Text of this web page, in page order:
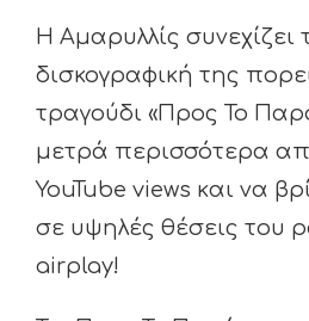
Η Αμαρυλλίς συνεχίζει
δισκογραφική της
τραγούδι «Προς Το
μετρά περισσότερα
YouTube views και να
σε υψηλές θέσεις του
airplay!